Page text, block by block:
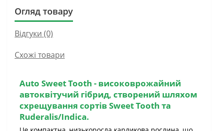
Огляд товару
Відгуки (0)
Схожі товари
Auto Sweet Tooth - високоврожайний
автоквітучий гібрид, створений шляхом
схрещування сортів Sweet Tooth та
Ruderalis/Indica.